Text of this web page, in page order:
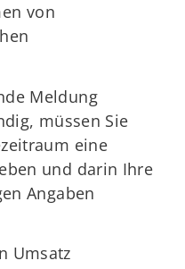
von
Meldung
müssen Sie
eine
und darin Ihre
Angaben
Umsatz